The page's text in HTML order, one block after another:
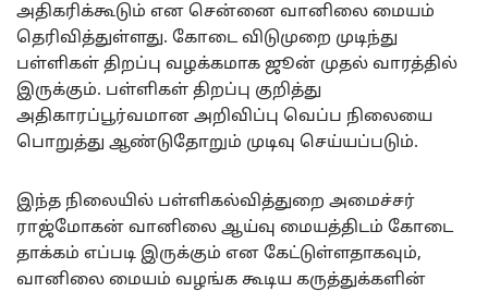
அதிகரிக்கூடும் என சென்னை வானிலை மையம்
தெரிவித்துள்ளது. கோடை விடுமுறை முடிந்து
பள்ளிகள் திறப்பு வழக்கமாக ஜூன் முதல் வாரத்தில்
இருக்கும். பள்ளிகள் திறப்பு குறித்து
அதிகாரப்பூர்வமான அறிவிப்பு வெப்ப நிலையை
பொறுத்து ஆண்டுதோறும் முடிவு செய்யப்படும்.
இந்த நிலையில் பள்ளிகல்வித்துறை அமைச்சர்
ராஜ்மோகன் வானிலை ஆய்வு மையத்திடம் கோடை
தாக்கம் எப்படி இருக்கும் என கேட்டுள்ளதாகவும்,
வானிலை மையம் வழங்க கூடிய கருத்துக்களின்